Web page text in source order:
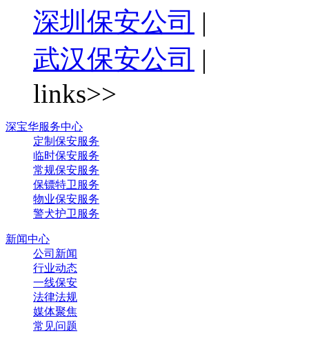
深圳保安公司 |
武汉保安公司 |
links>>
深宝华服务中心
定制保安服务
临时保安服务
常规保安服务
保镖特卫服务
物业保安服务
警犬护卫服务
新闻中心
公司新闻
行业动态
一线保安
法律法规
媒体聚焦
常见问题